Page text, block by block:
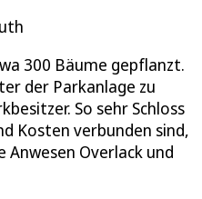
300 Bäume gepflanzt.
der Parkanlage zu
So sehr Schloss
Kosten verbunden sind,
Overlack und